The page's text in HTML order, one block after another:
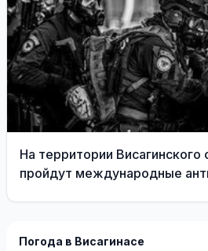
На территории Висагинского
пройдут международные
Погода в Висагинасе